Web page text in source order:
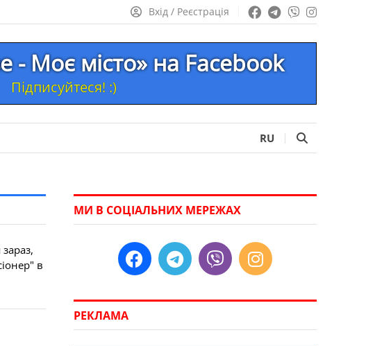
Вхід / Реєстрація
- Моє місто» на Facebook
Підписуйтеся! :)
RU
в
МИ В СОЦІАЛЬНИХ МЕРЕЖАХ
РЕКЛАМА